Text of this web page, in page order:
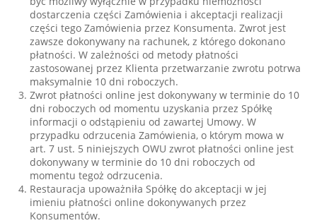
dostarczenia części Zamówienia i akceptacji realizacji
części tego Zamówienia przez Konsumenta. Zwrot jest
zawsze dokonywany na rachunek, z którego dokonano
płatności. W zależności od metody płatności
zastosowanej przez Klienta przetwarzanie zwrotu potrwa
maksymalnie 10 dni roboczych.
Zwrot płatności online jest dokonywany w terminie do 10
dni roboczych od momentu uzyskania przez Spółkę
informacji o odstąpieniu od zawartej Umowy. W
przypadku odrzucenia Zamówienia, o którym mowa w
art. 7 ust. 5 niniejszych OWU zwrot płatności online jest
dokonywany w terminie do 10 dni roboczych od
momentu tegoż odrzucenia.
Restauracja upoważniła Spółkę do akceptacji w jej
imieniu płatności online dokonywanych przez
Konsumentów.